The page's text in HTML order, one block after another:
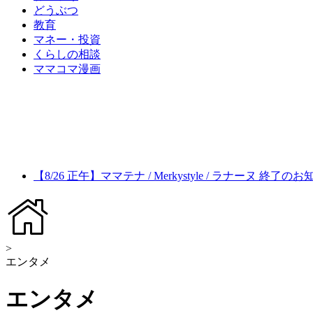
どうぶつ
教育
マネー・投資
くらしの相談
ママコマ漫画
【8/26 正午】ママテナ / Merkystyle / ラナーヌ 終了のお
>
エンタメ
エンタメ